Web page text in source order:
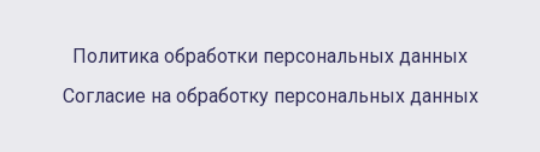
Политика обработки персональных данных
Согласие на обработку персональных данных